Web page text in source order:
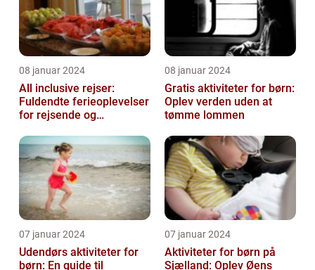
08 januar 2024
All inclusive rejser:
Fuldendte ferieoplevelser
for rejsende og
08 januar 2024
Gratis aktiviteter for børn:
Oplev verden uden at
tømme lommen
07 januar 2024
Udendørs aktiviteter for
børn: En guide til
07 januar 2024
Aktiviteter for børn på
Sjælland: Oplev Øens